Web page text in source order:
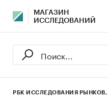
МАГАЗИН
ИССЛЕДОВАНИЙ
РБК ИССЛЕДОВАНИЯ РЫНКОВ,